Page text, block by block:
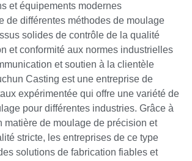
et équipements modernes
de différentes méthodes de moulage
solides de contrôle de la qualité
et conformité aux normes industrielles
et soutien à la clientèle
Casting est une entreprise de
expérimentée qui offre une variété de
pour différentes industries. Grâce à
matière de moulage de précision et
stricte, les entreprises de ce type
solutions de fabrication fiables et